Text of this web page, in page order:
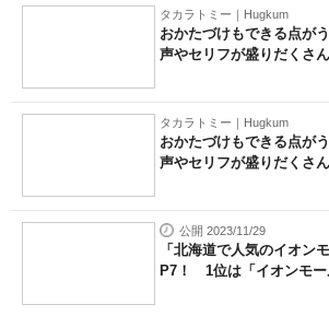
タカラトミー｜Hugkum
おかたづけもできる点が
声やセリフが盛りだくさ
タカラトミー｜Hugkum
おかたづけもできる点が
声やセリフが盛りだくさ
公開 2023/11/29
「北海道で人気のイオン
P7！ 1位は「イオンモー